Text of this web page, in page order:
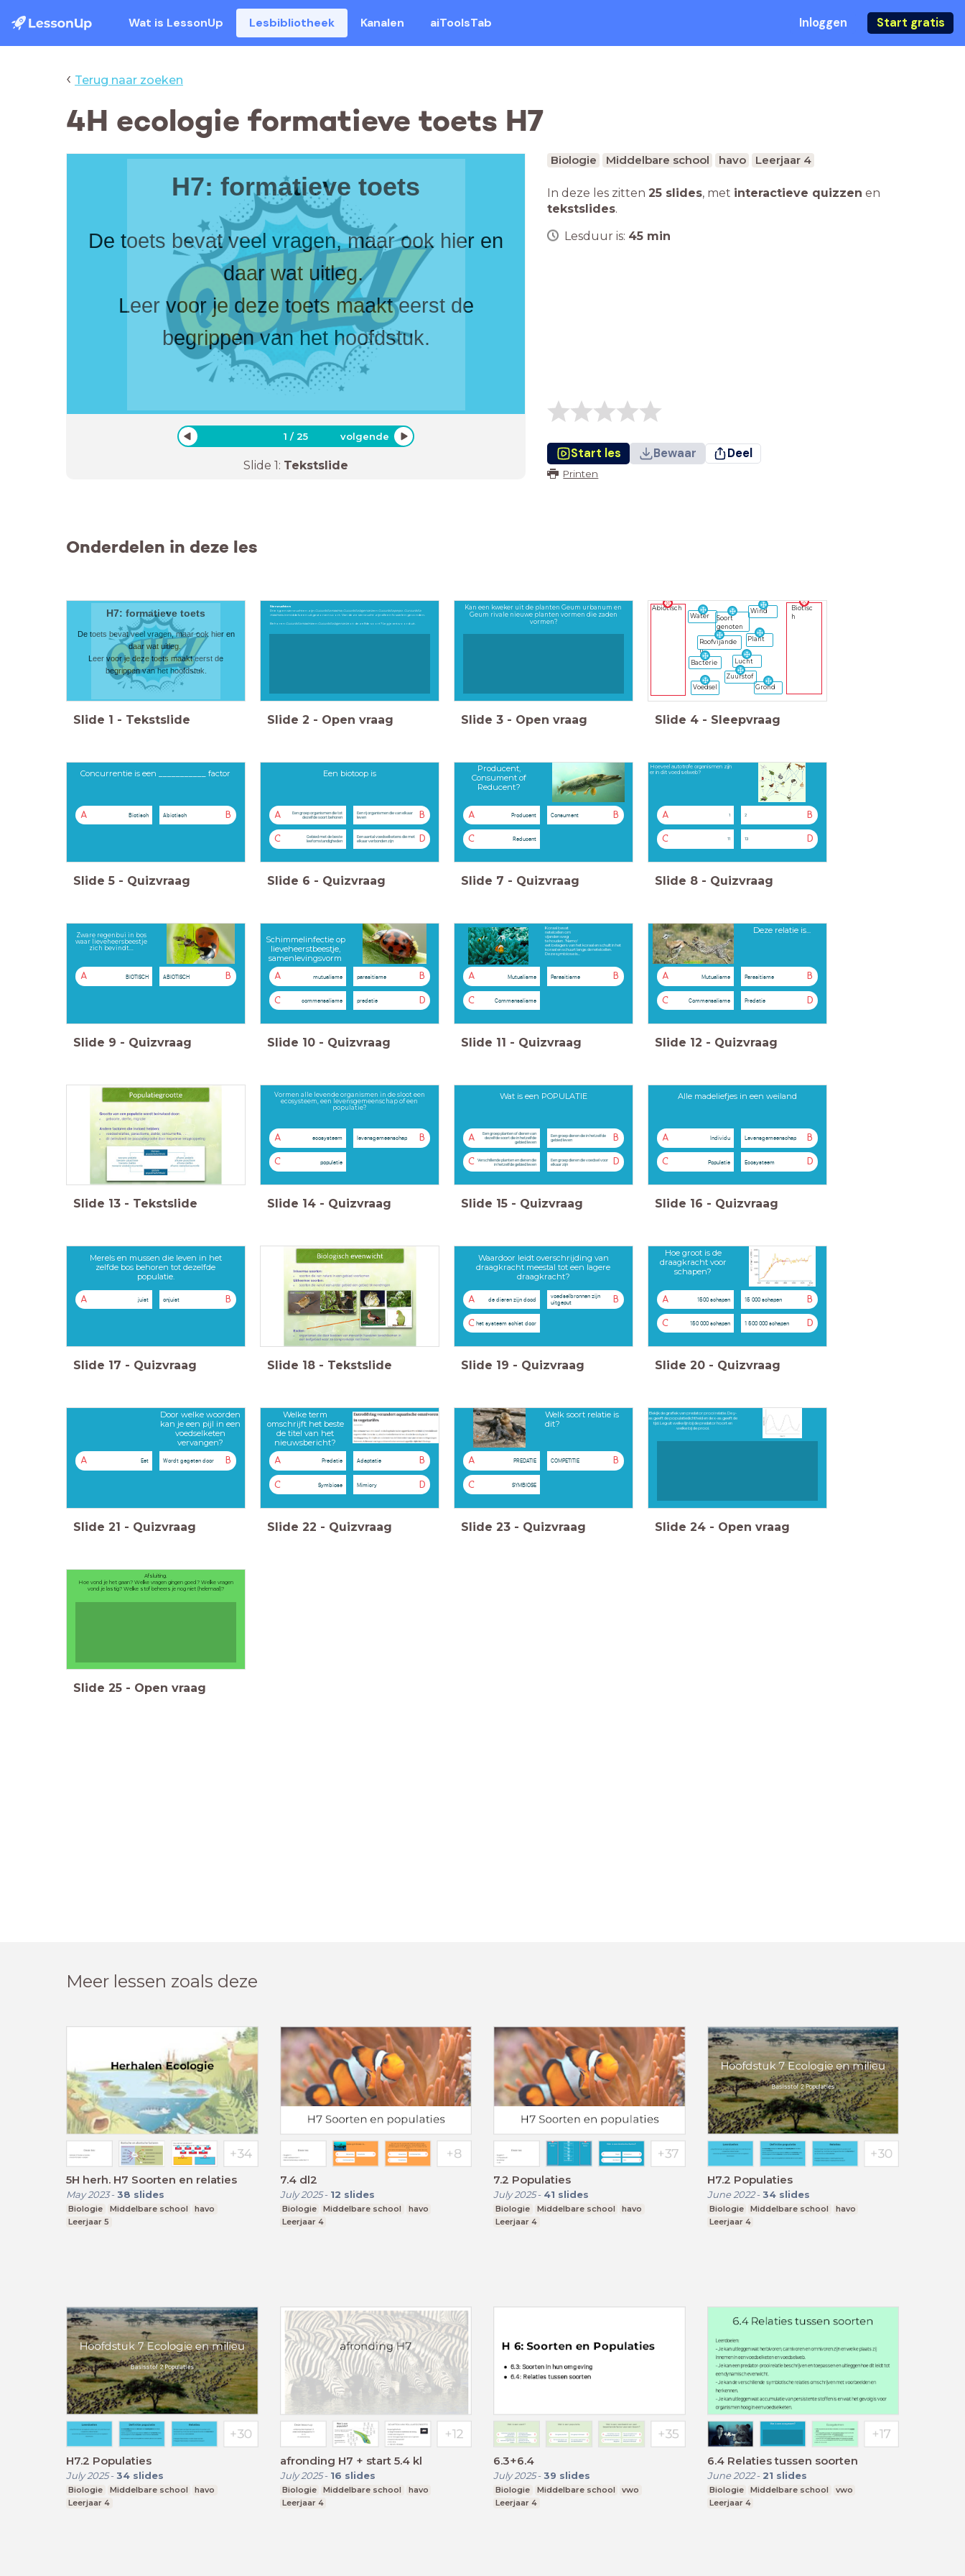
Wat is LessonUp Lesbibliotheek Kanalen aiToolsTab Inloggen Start gratis
‹ Terug naar zoeken
4H ecologie formatieve toets H7
H7: formatieve toets
De toets bevat veel vragen, maar ook hier en
daar wat uitleg.
Leer voor je deze toets maakt eerst de
begrippen van het hoofdstuk.
1 /25 volgende
Slide 1: Tekstslide
Biologie Middelbare school havo Leerjaar 4
In deze les zitten 25 slides, met interactieve quizzen en
tekstslides.
Lesduur is: 45 min
Start les Bewaar Deel
Printen
Onderdelen in deze les
H7: formatieve toets
De toets bevat veel vragen, maar ook hier en
daar wat uitleg.
Leer voor je deze toets maakt eerst de
begrippen van het hoofdstuk.
Slide 1 - Tekstslide
Siervruchten
Drie typen siervruchten zijnCucurbita maxima,Cucurbita lagenariaenCucurbita pepo .Curcurbita
maximais inmiddels een uitgestorven soort. Van deze siervrucht zijn alleen fossielen gevonden.
BehorenCucurbita maximaenCucurbita lagenariatot dezelfde soort? Leg je antwoord uit.
Slide 2 - Open vraag
Kan een kweker uit de planten Geum urbanum en
Geum rivale nieuwe planten vormen die zaden
vormen?
Slide 3 - Open vraag
Biotisc
h
Abiotisch Wind
Lucht
Zuurstof
Water
Grond
Roofvijande
n
Soort
genoten
Plant
Bacterie
Voedsel
Slide 4 - Sleepvraag
Concurrentie is een ___________ factor
A Biotisch B
Abiotisch
Slide 5 - Quizvraag
Een biotoop is
A
Een groep organismen die tot
dezelfde soort behoren
B
Een rij organismen die van elkaar
leven
C
Gebied met de beste
leefomstandigheden
D
Een aantal voedselketens die met
elkaar verbonden zijn
Slide 6 - Quizvraag
Producent,
Consument of
Reducent?
A Producent B
Consument
C Reducent
Slide 7 - Quizvraag
Hoeveel autotrofe organismen zijn
er in dit voedselweb?
A 1 B
2
C 11 D
13
Slide 8 - Quizvraag
Zware regenbui in bos
waar lieveheersbeestje
zich bevindt...
A BIOTISCH B
ABIOTISCH
Slide 9 - Quizvraag
Schimmelinfectie op
lieveheerstbeestje,
samenlevingsvorm
A mutualisme B
parasitisme
C commensalisme D
predatie
Slide 10 - Quizvraag
Koraal bevat
netelcellen om
vijanden weg
te houden . 'Nemo'
eet belagers van het koraal en schuilt in het
koraal en schuurt langs de netelcellen.
Deze symbiose is...
A Mutualisme B
Parasitisme
C Commensalisme
Slide 11 - Quizvraag
Deze relatie is...
A Mutualisme B
Parasitisme
C Commensalisme D
Predatie
Slide 12 - Quizvraag
Slide 13 - Tekstslide
Vormen alle levende organismen in de sloot een
ecosysteem, een levensgemeenschap of een
populatie?
A ecosysteem B
levensgemeenschap
C populatie
Slide 14 - Quizvraag
Wat is een POPULATIE
A
Een groep planten of dieren van
dezelfde soort die in hetzelfde
gebied leven
B
Een groep dieren die in hetzelfde
gebied leven
C
Verschillende planten en dieren die
in hetzelfde gebied leven
D
Een groep dieren die voedsel voor
elkaar zijn
Slide 15 - Quizvraag
Alle madeliefjes in een weiland
A Individu B
Levensgemeenschap
C Populatie D
Ecosysteem
Slide 16 - Quizvraag
Merels en mussen die leven in het
zelfde bos behoren tot dezelfde
populatie.
A juist B
onjuist
Slide 17 - Quizvraag Slide 18 - Tekstslide
Waardoor leidt overschrijding van
draagkracht meestal tot een lagere
draagkracht?
A de dieren zijn dood B
voedselbronnen zijn
uitgeput
C het systeem schiet door
Slide 19 - Quizvraag
Hoe groot is de
draagkracht voor
schapen?
A 1500 schapen B
15 000 schapen
C 150 000 schapen D
1 500 000 schapen
Slide 20 - Quizvraag
Door welke woorden
kan je een pijl in een
voedselketen
vervangen?
A Eet B
Wordt gegeten door
Slide 21 - Quizvraag
Welke term
omschrijft het beste
de titel van het
nieuwsbericht?
A Predatie B
Adaptatie
C Symbiose D
Mimicry
Slide 22 - Quizvraag
Welk soort relatie is
dit?
A PREDATIE B
COMPETITIE
C SYMBIOSE
Slide 23 - Quizvraag
Bekijk de grafiek van predator prooi relatie. De y-
as geeft de populatiedichtheid en de x-as geeft de
tijd. Leg uit welke lijn bij de predator hoort en
welke bij de prooi.
Slide 24 - Open vraag
Afsluiting.
Hoe vond je het gaan? Welke vragen gingen goed? Welke vragen
vond je lastig? Welke stof beheers je nog niet (helemaal)?
Slide 25 - Open vraag
Meer lessen zoals deze
5H herh. H7 Soorten en relaties
May 2023- 38 slides
Biologie Middelbare school
havo
Leerjaar 5
7.4 dl2
July 2025- 12 slides
Biologie Middelbare school
havo
Leerjaar 4
7.2 Populaties
July 2025- 41 slides
Biologie Middelbare school
havo
Leerjaar 4
H7.2 Populaties
June 2022- 34 slides
Biologie Middelbare school
havo
Leerjaar 4
H7.2 Populaties
July 2025- 34 slides
Biologie Middelbare school
havo
Leerjaar 4
afronding H7 + start 5.4 kl
July 2025- 16 slides
Biologie Middelbare school
havo
Leerjaar 4
6.3+6.4
July 2025- 39 slides
Biologie Middelbare school
vwo
Leerjaar 4
6.4 Relaties tussen soorten
June 2022- 21 slides
Biologie Middelbare school
vwo
Leerjaar 4